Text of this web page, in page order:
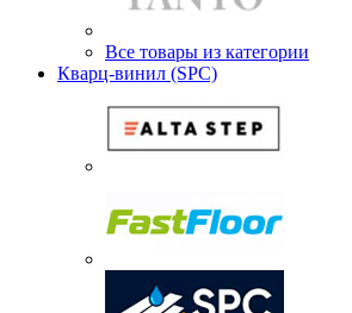
Все товары из категории
Кварц-винил (SPC)